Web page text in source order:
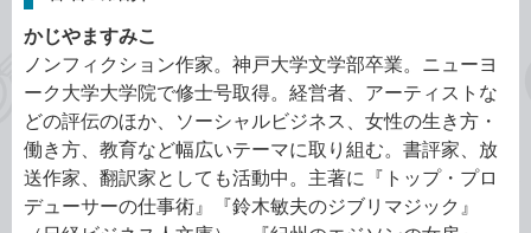
かじやますみこ
ノンフィクション作家。神戸大学文学部卒業。ニューヨ
ーク大学大学院で修士号取得。経営者、アーティストな
どの評伝のほか、ソーシャルビジネス、女性の生き方・
働き方、教育など幅広いテーマに取り組む。書評家、放
送作家、翻訳家としても活動中。主著に『トップ・プロ
デューサーの仕事術』『鈴木敏夫のジブリマジック』